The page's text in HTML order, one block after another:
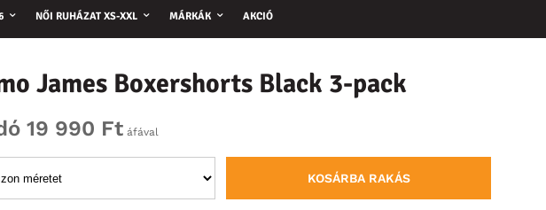
NŐI RUHÁZAT XS-XXL MÁRKÁK AKCIÓ
James Boxershorts Black 3-pack
19 990 Ft áfával
KOSÁRBA RAKÁS